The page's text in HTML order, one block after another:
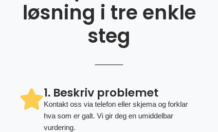
løsning i tre enkle
steg
1. Beskriv problemet
Kontakt oss via telefon eller skjema og forklar
hva som er galt. Vi gir deg en umiddelbar
vurdering.